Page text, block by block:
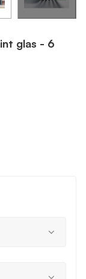
glas - 6